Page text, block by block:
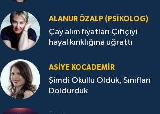
ALANUR ÖZALP (PSIKOLOG)
Çay alım fiyatları Çiftçiyi
hayal kırıklığına uğrattı
ASIYE KOCADEMİR
Şimdi Okullu Olduk, Sınıfları
Doldurduk